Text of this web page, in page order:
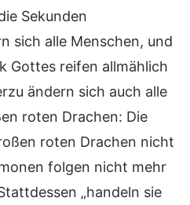
Sekunden
sich alle Menschen, und
Gottes reifen allmählich
ändern sich auch alle
roten Drachen: Die
roten Drachen nicht
folgen nicht mehr
„handeln sie